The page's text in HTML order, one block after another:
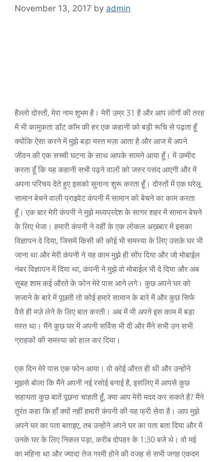
November 13, 2017 by admin
हैल्लो दोस्तों, मेरा नाम शुभम है। मेरी उम्र 31 है और आप लोगों की तरह
में भी कामुकता डॉट कॉम की हर एक कहानी को बड़ी रूचि से पढ़ता हूँ
क्योंकि ऐसा करने में मुझे बड़ा मस्त मज़ा आता है और आज में अपने
जीवन की एक सच्ची घटना के साथ आपके सामने आया हूँ। में उम्मीद
करता हूँ कि यह कहानी सभी पढ़ने वालों को जरुर पसंद आएगी और में
अपना परिचय देते हुए इसको सुनाना शुरू करता हूँ। दोस्तों में एक घरेलू
सामान बेचने वाली प्राइवेट कंपनी में सामान को बेचने का काम करता
हूँ। एक बार मेरी कंपनी ने मुझे मध्यप्रदेश के सागर शहर में सामान बेचने
के लिए भेजा। हमारी कंपनी ने वहीं के एक लोकल अख़बार में इसका
विज्ञापन दे दिया, जिसमें किसी की कोई भी समस्या के लिए उसके घर भी
जाना था और मेरी कंपनी ने यह काम मुझे ही सोंप दिया और जो मोबाईल
नंबर विज्ञापन में दिया था, कंपनी ने मुझे वो मोबाईल भी दे दिया और अब
सुबह शाम कई औरते के फोन मेरे पास आने लगे। कुछ अपने घर को
सजाने के बारे में पूछती तो कोई हमारे सामान के बारे में और कुछ सिर्फ
वैसे ही मज़े लेने के लिए बात करती। अब में भी अपने इस काम में बड़ा
मस्त था। मैंने कुछ घर में अपनी सर्विस भी दी और मैंने सभी उन सभी
ग्राहकों की समस्या को हाल कर दिया।
एक दिन मेरे पास एक फोन आया। वो कोई औरत ही थी और उन्होंने
मुझसे बोला कि मैंने अपनी नई रसोई बनाई है, इसलिए में आपसे कुछ
सहायता कुछ बातें पूछना चाहती हूँ, क्या आप मेरी मदद कर सकते है? मैंने
तुरंत कहा कि हाँ क्यों नहीं हमारी कंपनी की यह फ्री सेवा है। आप मुझे
अपने घर का पता बताइए, तब उन्होंने अपने घर का पता बता दिया और में
उनके घर के लिए निकल पड़ा, करीब दोपहर के 1:30 बजे थे। वो मई
का महिना था और ज्यादा तेज गरमी होने की वजह से सभी जगह एकदम